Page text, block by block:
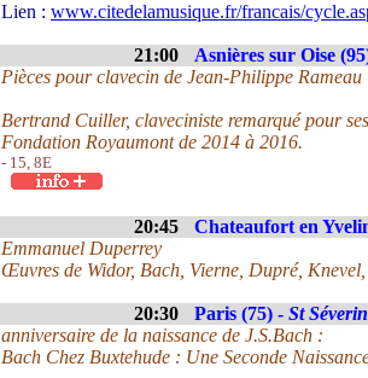
Lien : www.citedelamusique.fr/francais/
21:00 Asnières sur Oise
Pièces pour clavecin de Jean-Philippe Rameau
Bertrand Cuiller, claveciniste remarqué pour
Fondation Royaumont de 2014 à 2016.
- 15, 8E
20:45 Chateaufort en
Emmanuel Duperrey
Œuvres de Widor, Bach, Vierne, Dupré,
20:30 Paris (75) - St Séverin
anniversaire de la naissance de J.S.Bach :
Bach Chez Buxtehude : Une Seconde